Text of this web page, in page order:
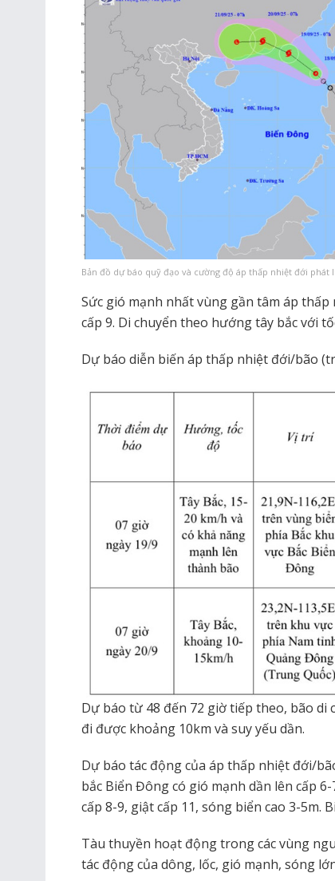
Bản đồ dự báo quỹ đạo và cường độ áp thấp nhiệt đới phát
Sức gió mạnh nhất vùng gần tâm áp
cấp 9. Di chuyển theo hướng tây bắc với
Dự báo diễn biến áp thấp nhiệt đới/bão
Dự báo từ 48 đến 72 giờ tiếp theo, bão
đi được khoảng 10km và suy yếu dần.
Dự báo tác động của áp thấp nhiệt đới/
bắc Biển Đông có gió mạnh dần lên cấp
cấp 8-9, giật cấp 11, sóng biển cao 3-5m.
Tàu thuyền hoạt động trong các vùng
tác động của dông, lốc, gió mạnh, sóng